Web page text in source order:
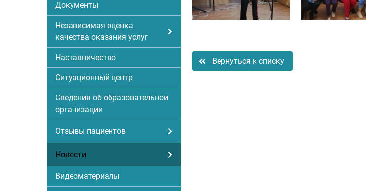
Документы
Независимая оценка
качества оказания услуг
Наставничество
Ситуационный центр
Сведения об образовательной
организации
Отзывы пациентов
Новости
Видеоматериалы
Вернуться к списку